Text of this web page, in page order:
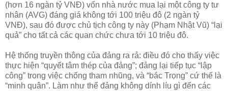
(hơn 16 ngàn tỷ VNĐ) vốn nhà nước mua lại một công ty tư
nhân (AVG) đáng giá không tới 100 triệu đô (2 ngàn tỷ
VNĐ), sau đó được chủ tịch công ty này (Phạm Nhật Vũ) “lại
quả” cho tất cả các quan chức chưa tới 10 triệu đô.
Hệ thống truyền thông của đảng ra rả: điều đó cho thấy việc
thực hiện “quyết tâm thép của đảng”; đảng lại tiếp tục “lập
công” trong việc chống tham nhũng, và “bác Trọng” cứ thế là
“minh quân”. Làm như thể đảng không dính líu gì đến các